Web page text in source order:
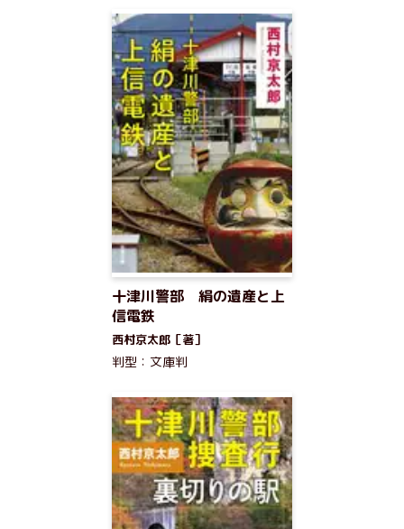
十津川警部 絹の遺産と上
信電鉄
西村京太郎［著］
判型：文庫判